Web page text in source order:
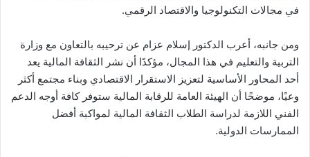
في مجالات التكنولوجيا والاقتصاد الرقمي.
ومن جانبه، أعرب الدكتور إسلام عزام عن ترحيبه بالتعاون مع وزارة
التربية والتعليم في هذا المجال، مؤكدًا أن نشر الثقافة المالية يعد
أحد المحاور الأساسية لتعزيز الاستقرار الاقتصادي وبناء مجتمع أكثر
وعيًا، موضحًا أن الهيئة العامة للرقابة المالية ستوفر كافة أوجه الدعم
الفني اللازمة لدراسة الطلاب الثقافة المالية لمواكبة أفضل
الممارسات الدولية.